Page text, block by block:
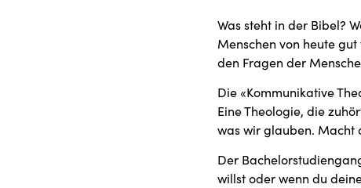
Was steht in der Bibel?
Menschen von heute
den Fragen der
Die «Kommunikative
Eine Theologie, die
was wir glauben. Macht
Der
willst oder wenn du